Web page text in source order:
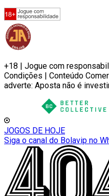
+18 | Jogue com
Condições | Conteúdo
adverte: Aposta não é
JOGOS DE HOJE
Siga o canal do Bolavip no